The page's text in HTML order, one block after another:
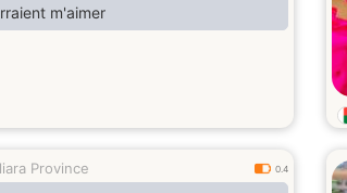
m'aimer
Province 0.4